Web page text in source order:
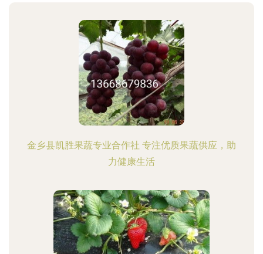
金乡县凯胜果蔬专业合作社 专注优质果蔬供应，助
力健康生活